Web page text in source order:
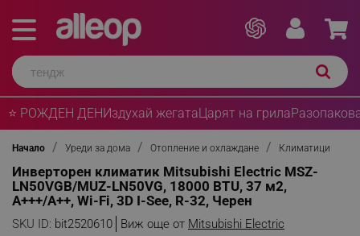
⭐ РОЖДЕН ДЕНИздухай жегатаЦарят на грила
Начало Уреди за дома Отопление и охлаждане Климатици
Инверторен климатик Mitsubishi Electric MSZ-
LN50VGB/MUZ-LN50VG, 18000 BTU, 37 м2,
A+++/A++, Wi-Fi, 3D I-See, R-32, Черен
SKU ID: bit2520610 Виж още от Mitsubishi Electric